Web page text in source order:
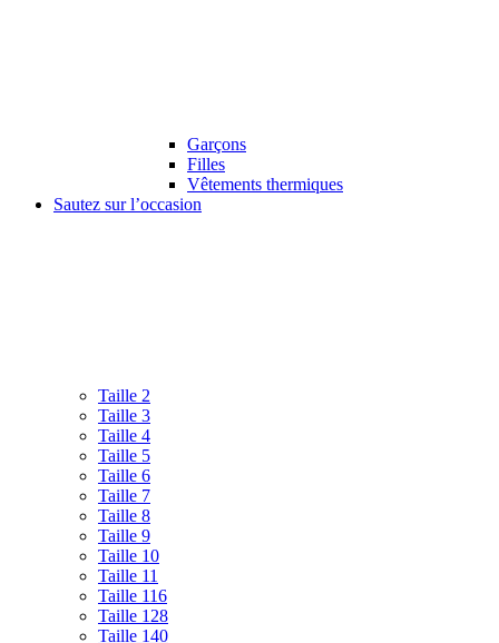
Garçons
Filles
Vêtements thermiques
Sautez sur l’occasion
Taille 2
Taille 3
Taille 4
Taille 5
Taille 6
Taille 7
Taille 8
Taille 9
Taille 10
Taille 11
Taille 116
Taille 128
Taille 140